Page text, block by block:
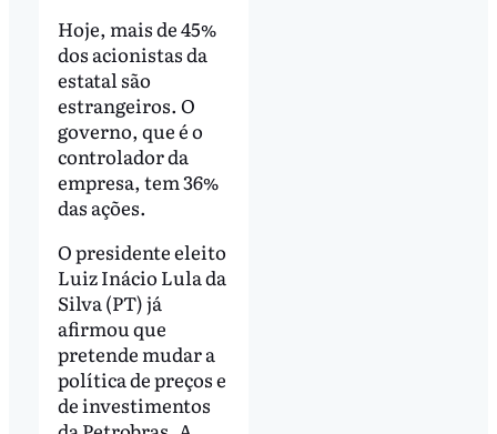
Hoje, mais de 45%
dos acionistas da
estatal são
estrangeiros. O
governo, que é o
controlador da
empresa, tem 36%
das ações.
O presidente eleito
Luiz Inácio Lula da
Silva (PT) já
afirmou que
pretende mudar a
política de preços e
de investimentos